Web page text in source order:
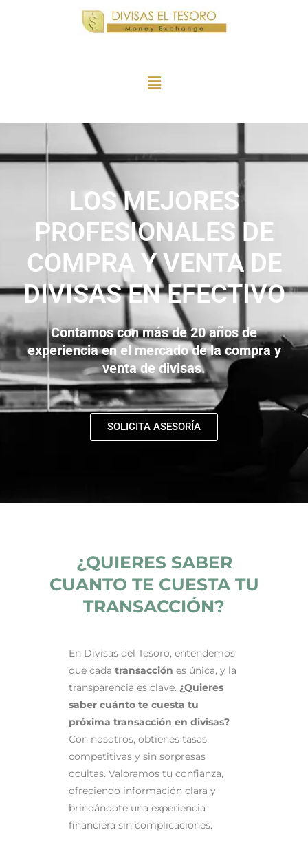
LOS MEJORES
PROFESIONALES DE
COMPRA Y VENTA DE
DIVISAS EN EFECTIVO
Contamos con más de 20 años de
experiencia en el mercado de la compra y
venta de divisas.
SOLICITA ASESORÍA
¿QUIERES SABER
CUANTO TE CUESTA TU
TRANSACCIÓN?
En Divisas del Tesoro, entendemos
que cada transacción es única, y la
transparencia es clave. ¿Quieres
saber cuánto te cuesta tu
próxima transacción en divisas?
Con nosotros, obtienes tasas
competitivas y sin sorpresas
ocultas. Valoramos tu confianza,
ofreciendo información clara y
brindándote una experiencia
financiera sin complicaciones.